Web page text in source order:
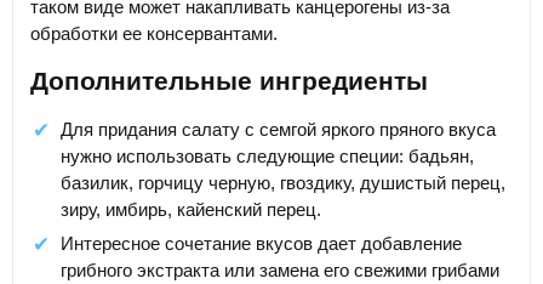
таком виде может накапливать канцерогены из-за
обработки ее консервантами.
Дополнительные ингредиенты
Для придания салату с семгой яркого пряного вкуса
нужно использовать следующие специи: бадьян,
базилик, горчицу черную, гвоздику, душистый перец,
зиру, имбирь, кайенский перец.
Интересное сочетание вкусов дает добавление
грибного экстракта или замена его свежими грибами